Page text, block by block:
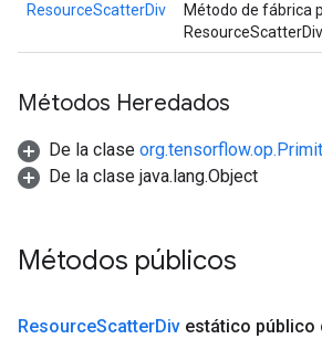
ResourceScatterDiv
Método de fábrica
Métodos Heredados
De la clase
De la clase java.lang.Object
Métodos públicos
ResourceScatterDiv estático público